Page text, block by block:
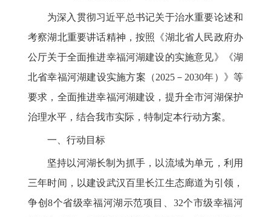
为深入贯彻习近平总书记关于治水重要论述和
考察湖北重要讲话精神，按照《湖北省人民政府办
公厅关于全面推进幸福河湖建设的实施意见》《湖
北省幸福河湖建设实施方案（2025－2030年）》等
要求，全面推进幸福河湖建设，提升全市河湖保护
治理水平，结合我市实际，特制定本行动方案。
一、行动目标
坚持以河湖长制为抓手，以流域为单元，利用
三年时间，以建设武汉百里长江生态廊道为引领，
争创8个省级幸福河湖示范项目、32个市级幸福河